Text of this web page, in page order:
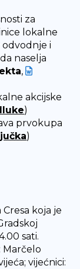
za
lokalne
odvodnje i
naselja
,
akcijske
)
prvokupa
)
Cresa koja je
sati.
Marčelo
vijećnici: